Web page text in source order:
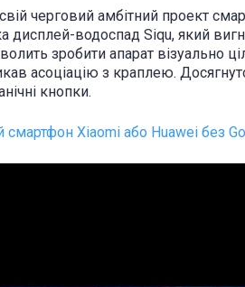
черговий амбітний проект
дисплей-водоспад Siqu, який
зробити апарат візуально
асоціацію з краплею.
кнопки.
смартфон Xiaomi або Huawei без